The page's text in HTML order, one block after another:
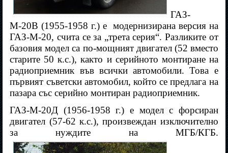
ГАЗ-
М-20В (1955-1958 г.) е модернизирана версия на
ГАЗ-М-20, счита се за „трета серия“. Разликите от
базовия модел са по-мощният двигател (52 вместо
старите 50 к.с.), както и серийното монтиране на
радиоприемник във всички автомобили. Това е
първият съветски автомобил, който се предлага на
пазара със серийно монтиран радиоприемник.
ГАЗ-М-20Д (1956-1958 г.) е модел с форсиран
двигател (57-62 к.с.), произвеждан изключително
за нуждите на МГБ/КГБ.